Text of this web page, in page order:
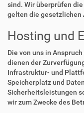
sind. Wir überprüfen
gelten die
Hosting und
Die von uns in
dienen der
Infrastruktur- und
Speicherplatz und
Sicherheitsleistungen
wir zum Zwecke des